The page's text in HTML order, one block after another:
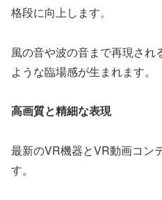
格段に向上します。
風の音や波の音まで再現さ
ような臨場感が生まれます。
高画質と精細な表現
最新のVR機器とVR動画コン
す。